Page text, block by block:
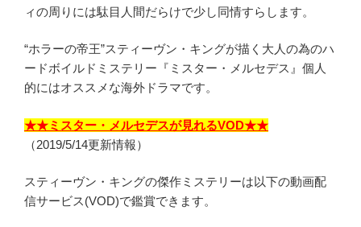
ィの周りには駄目人間だらけで少し同情すらします。
“ホラーの帝王”スティーヴン・キングが描く大人の為のハ
ードボイルドミステリー『ミスター・メルセデス』個人
的にはオススメな海外ドラマです。
★★ミスター・メルセデスが見れるVOD★★
（2019/5/14更新情報）
スティーヴン・キングの傑作ミステリーは以下の動画配
信サービス(VOD)で鑑賞できます。